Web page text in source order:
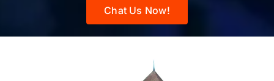
Chat Us Now!